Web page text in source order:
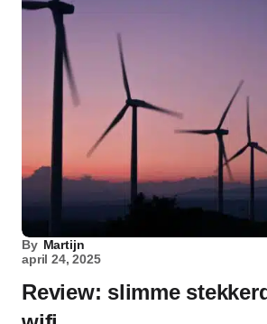
By Martijn
april 24, 2025
Review: slimme